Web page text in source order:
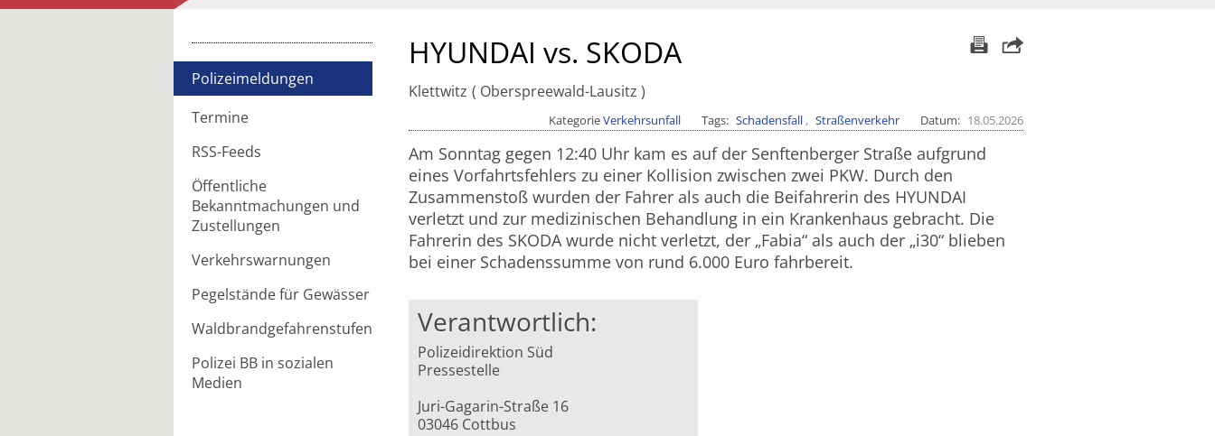
Polizeimeldungen
Termine
RSS-Feeds
Öffentliche
Bekanntmachungen und
Zustellungen
Verkehrswarnungen
Pegelstände für Gewässer
Waldbrandgefahrenstufen
Polizei BB in sozialen
Medien
Artikel weiterleiten HYUNDAI vs. SKODA
Klettwitz Oberspreewald-Lausitz
KategorieVerkehrsunfall Tags Schadensfall Straßenverkehr Datum 18.05.2026
Am Sonntag gegen 12:40 Uhr kam es auf der Senftenberger Straße aufgrund
eines Vorfahrtsfehlers zu einer Kollision zwischen zwei PKW. Durch den
Zusammenstoß wurden der Fahrer als auch die Beifahrerin des HYUNDAI
verletzt und zur medizinischen Behandlung in ein Krankenhaus gebracht. Die
Fahrerin des SKODA wurde nicht verletzt, der „Fabia“ als auch der „i30“ blieben
bei einer Schadenssumme von rund 6.000 Euro fahrbereit.
Verantwortlich:
Polizeidirektion Süd
Pressestelle
Juri-Gagarin-Straße 16
03046 Cottbus